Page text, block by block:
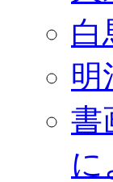
白
明
書
に